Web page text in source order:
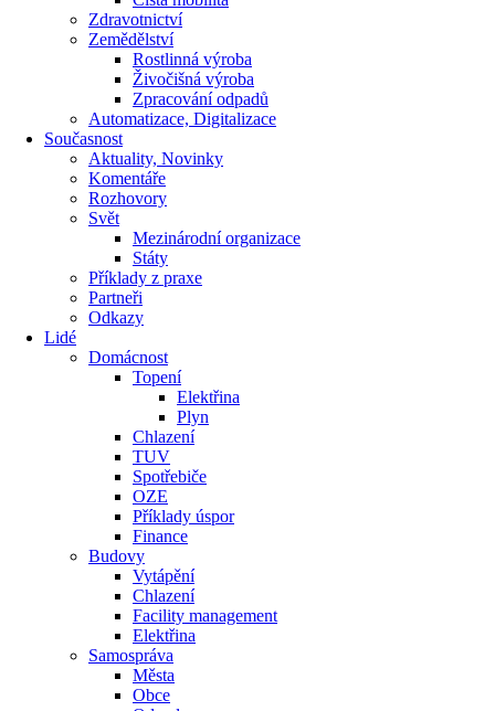
Zdravotnictví
Zemědělství
Rostlinná výroba
Živočišná výroba
Zpracování odpadů
Automatizace, Digitalizace
Současnost
Aktuality, Novinky
Komentáře
Rozhovory
Svět
Mezinárodní organizace
Státy
Příklady z praxe
Partneři
Odkazy
Lidé
Domácnost
Topení
Elektřina
Plyn
Chlazení
TUV
Spotřebiče
OZE
Příklady úspor
Finance
Budovy
Vytápění
Chlazení
Facility management
Elektřina
Samospráva
Města
Obce